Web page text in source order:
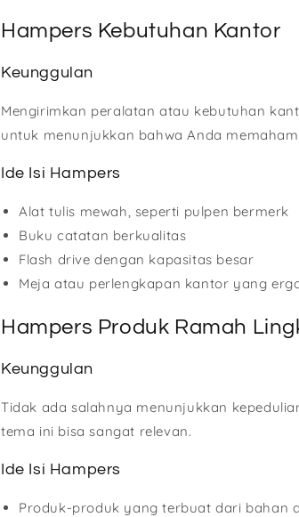
Hampers Kebutuhan Kantor
Keunggulan
Mengirimkan peralatan atau kebutuhan
untuk menunjukkan bahwa Anda
Ide Isi Hampers
Alat tulis mewah, seperti pulpen bermerk
Buku catatan berkualitas
Flash drive dengan kapasitas besar
Meja atau perlengkapan kantor yang
Hampers Produk Ramah
Keunggulan
Tidak ada salahnya menunjukkan
tema ini bisa sangat relevan.
Ide Isi Hampers
Produk-produk yang terbuat dari bahan